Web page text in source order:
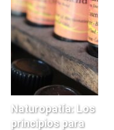
Naturopatía: Los
principios para